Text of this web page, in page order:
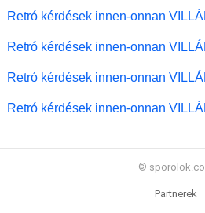
Retró kérdések innen-onnan
Retró kérdések innen-onnan
Retró kérdések innen-onnan
Retró kérdések innen-onnan
©
Partnerek